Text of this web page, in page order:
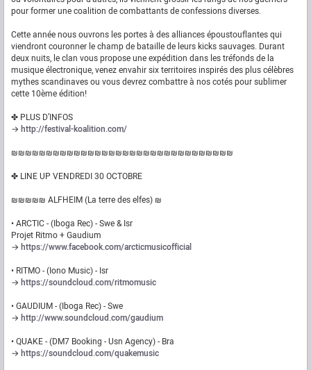
pour former une coalition de combattants de confessions diverses.
Cette année nous ouvrons les portes à des alliances époustouflantes qui
viendront couronner le champ de bataille de leurs kicks sauvages. Durant
deux nuits, le clan vous propose une expédition dans les tréfonds de la
musique électronique, venez envahir six territoires inspirés des plus célèbres
mythes scandinaves ou vous devrez combattre à nos cotés pour sublimer
cette 10ème édition!
✤ PLUS D’INFOS
→ http://festival-koalition.com/
₪₪₪₪₪₪₪₪₪₪₪₪₪₪₪₪₪₪₪₪₪₪₪₪₪₪₪₪₪₪₪₪
✤ LINE UP VENDREDI 30 OCTOBRE
₪₪₪₪₪ ALFHEIM (La terre des elfes) ₪
• ARCTIC - (Iboga Rec) - Swe & Isr
Projet Ritmo + Gaudium
→ https://www.facebook.com/arcticmusicofficial
• RITMO - (Iono Music) - Isr
→ https://soundcloud.com/ritmomusic
• GAUDIUM - (Iboga Rec) - Swe
→ http://www.soundcloud.com/gaudium
• QUAKE - (DM7 Booking - Usn Agency) - Bra
→ https://soundcloud.com/quakemusic